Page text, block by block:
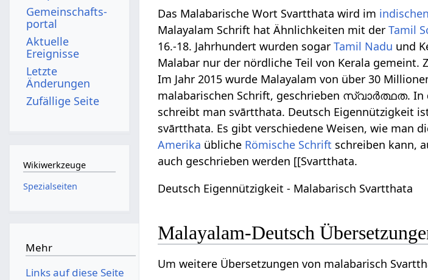
Das Malabarische Wort Svartthata wird im
Malayalam Schrift hat Ähnlichkeiten mit derTamil
16.-18. Jahrhundert wurden sogarTamil Nadu und
Malabar nur der nördliche Teil von Kerala
Im Jahr 2015 wurde Malayalam von über 30
malabarischen Schrift, geschrieben സ്വാർത്ഥത. In
schreibt man svārtthata. Deutsch
svārtthata. Es gibt verschiedene Weisen, wie man
Amerika übliche Römische Schrift schreiben kann,
auch geschrieben werden [[Svartthata.
Deutsch Eigennützigkeit - Malabarisch Svartthata
Malayalam-Deutsch
Um weitere Übersetzungen von malabarisch
Gemeinschafts­
portal
Aktuelle
Ereignisse
Letzte
Änderungen
Zufällige Seite
Wikiwerkzeuge
Spezialseiten
Mehr
Links auf diese Seite